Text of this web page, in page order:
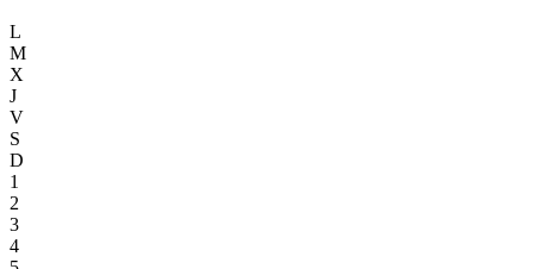
L
M
X
J
V
S
D
1
2
3
4